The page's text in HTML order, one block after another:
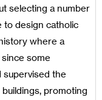
selecting a number
to design catholic
where a
some
the
promoting